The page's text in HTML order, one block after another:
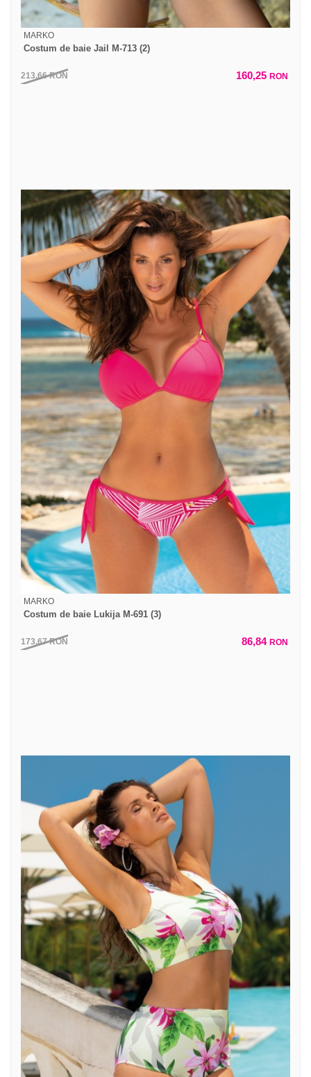
MARKO
Costum de baie Jail M-713 (2)
213,66RON 160,25 RON
MARKO
Costum de baie Lukija M-691 (3)
173,67RON 86,84 RON